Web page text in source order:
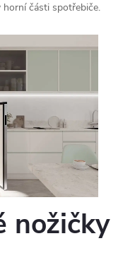
horní části spotřebiče.
nožičky